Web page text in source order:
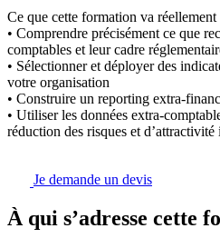
Ce que cette formation va
• Comprendre précisément ce que
comptables et leur cadre
• Sélectionner et déployer des
votre organisation
• Construire un reporting extra-
• Utiliser les données extra-
réduction des risques et d’attractivité
Je demande un devis
À qui s’adresse cette